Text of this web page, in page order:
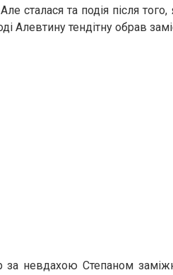
сталася та подія після
Алевтину тендітну обрав
за невдахою Степаном